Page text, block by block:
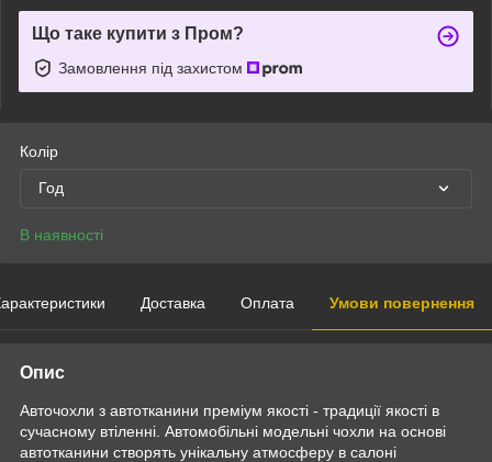
Що таке купити з Пром?
Замовлення під захистом
Колір
Год
В наявності
Доставка Оплата Умови повернення
Опис
Авточохли з автотканини преміум якості - традиції якості в
сучасному втіленні. Автомобільні модельні чохли на основі
автотканини створять унікальну атмосферу в салоні